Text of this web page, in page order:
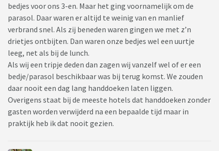
bedjes voor ons 3-en. Maar het ging voornamelijk om de
parasol. Daar waren er altijd te weinig van en manlief
verbrand snel. Als zij beneden waren gingen we met z’n
drietjes ontbijten. Dan waren onze bedjes wel een uurtje
leeg, net als bij de lunch.
Als wij een tripje deden dan zagen wij vanzelf wel of er een
bedje/parasol beschikbaar was bij terug komst. We zouden
daar nooit een dag lang handdoeken laten liggen.
Overigens staat bij de meeste hotels dat handdoeken zonder
gasten worden verwijderd na een bepaalde tijd maar in
praktijk heb ik dat nooit gezien.